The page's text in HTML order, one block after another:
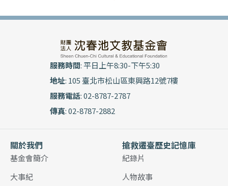
服務時間: 平日上午8:30-下午5:30
地址: 105 臺北市松山區東興路12號7樓
服務電話: 02-8787-2787
傳真: 02-8787-2882
關於我們
基金會簡介
大事紀
搶救遷臺歷史記憶庫
紀錄片
人物故事